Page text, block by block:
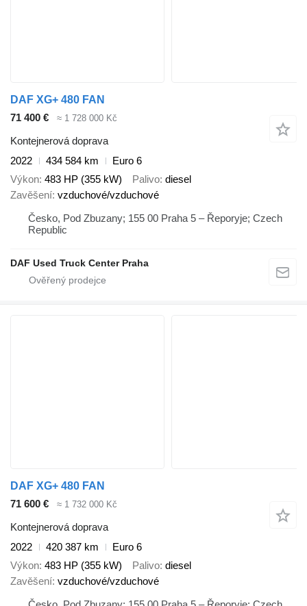
DAF XG+ 480 FAN
71 400 €
≈ 1 728 000 Kč
Kontejnerová doprava
2022
434 584 km
Euro 6
Výkon 483 HP (355 kW) Palivo diesel
Zavěšení vzduchové/vzduchové
Česko, Pod Zbuzany; 155 00 Praha 5 – Řeporyje; Czech
Republic
DAF Used Truck Center Praha
DAF XG+ 480 FAN
71 600 €
≈ 1 732 000 Kč
Kontejnerová doprava
2022
420 387 km
Euro 6
Výkon 483 HP (355 kW) Palivo diesel
Zavěšení vzduchové/vzduchové